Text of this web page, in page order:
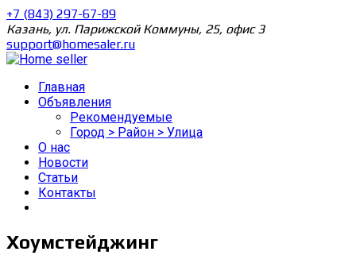
+7 (843) 297-67-89
Казань, ул. Парижской Коммуны, 25, офис 3
support@homesaler.ru
Главная
Объявления
Рекомендуемые
Город > Район > Улица
О нас
Новости
Статьи
Контакты
Хоумстейджинг